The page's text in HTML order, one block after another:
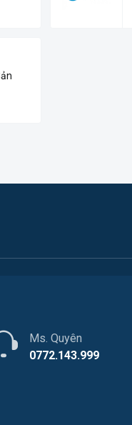
Ms. Quyên
0772.143.999